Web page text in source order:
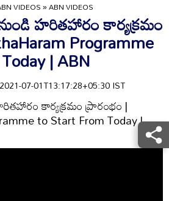
VIDEOS»ABN VIDEOS
హరితహారం కార్యక్రమం
Programme
| ABN
07-01T13:17:28+05:30 IST
కార్యక్రమం ప్రారంభం |
to Start From Today |